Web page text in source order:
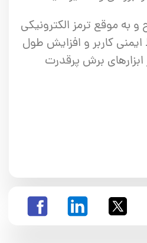
به موقع ترمز الکترونیکی
کاربر و افزایش طول
برش پرقدرت